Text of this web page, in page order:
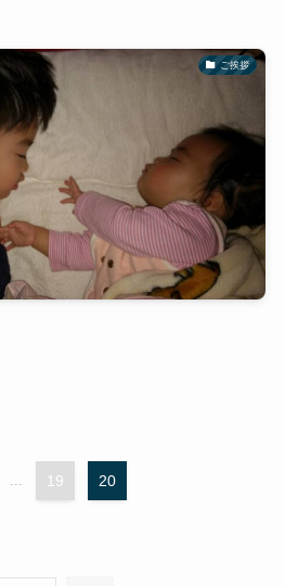
ご挨拶
... 19 20